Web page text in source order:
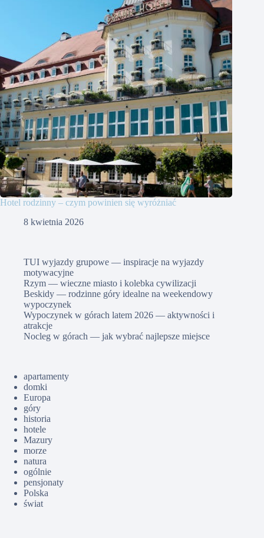
Hotel rodzinny – czym powinien się wyróżniać
8 kwietnia 2026
TUI wyjazdy grupowe — inspiracje na wyjazdy
motywacyjne
Rzym — wieczne miasto i kolebka cywilizacji
Beskidy — rodzinne góry idealne na weekendowy
wypoczynek
Wypoczynek w górach latem 2026 — aktywności i
atrakcje
Nocleg w górach — jak wybrać najlepsze miejsce
apartamenty
domki
Europa
góry
historia
hotele
Mazury
morze
natura
ogólnie
pensjonaty
Polska
świat